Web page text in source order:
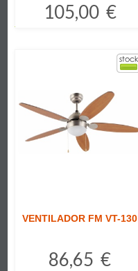
105,00 €
VENTILADOR FM VT-130
86,65 €